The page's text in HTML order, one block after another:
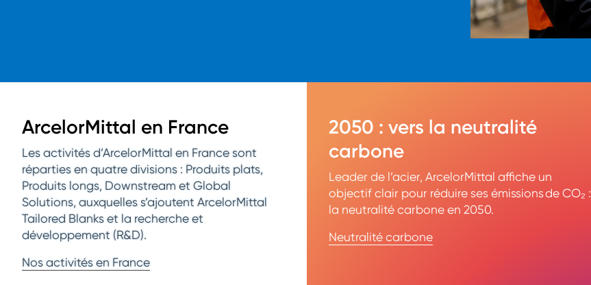
ArcelorMittal en France
Les activités d’ArcelorMittal en France sont
réparties en quatre divisions : Produits plats,
Produits longs, Downstream et Global
Solutions, auxquelles s’ajoutent ArcelorMittal
Tailored Blanks et la recherche et
développement (R&D).
Nos activités en France
2050 : vers la neutralité
carbone
Leader de l’acier, ArcelorMittal affiche un
objectif clair pour réduire ses émissions de CO₂ :
la neutralité carbone en 2050.
Neutralité carbone